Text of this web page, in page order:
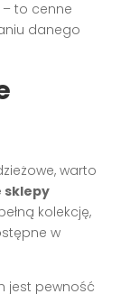
to cenne
danego
warto
sklepy
kolekcję,
w
jest pewność